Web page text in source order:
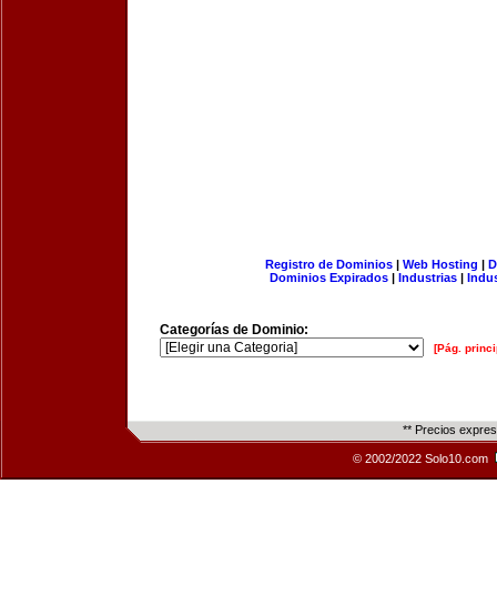
Registro de Dominios| Web Hosting |
Dominios Expirados | Industrias |
Categorías de Dominio:
[Pág.
** Precios
© 2002/2022 Solo10.com